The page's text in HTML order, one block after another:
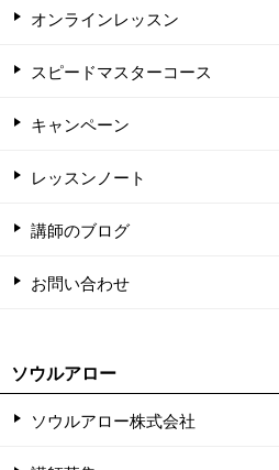
オンラインレッスン
スピードマスターコース
キャンペーン
レッスンノート
講師のブログ
お問い合わせ
ソウルアロー
ソウルアロー株式会社